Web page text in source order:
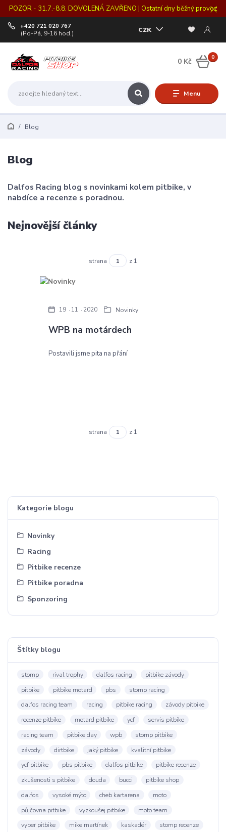
POZOR - 31.7.-8.8. DOVOLENÁ ZAVŘENO | Ostatní dny běžný provoz
Menu
CZK
+420 721 020 767
(Po-Pá, 9-16 hod.)
0
0 Kč
Blog
Kategorie blogu
Novinky
Racing
Pitbike recenze
Pitbike poradna
Sponzoring
Štítky blogu
stomp rival trophy dalfos racing
pitbike závody
pitbike
pitbike motard pbs
stomp racing
dalfos racing team
racing pitbike racing
závody pitbike
recenze pitbike
motard pitbike ycf
servis pitbike
racing team
pitbike day wpb
stomp pitbike
závody
dirtbike jaký pitbike
kvalitní pitbike
ycf pitbike
pbs pitbike dalfos pitbike
pitbike recenze
zkušenosti s pitbike
douda bucci
pitbike shop
dalfos
vysoké mýto cheb kartarena
moto
půjčovna pitbike
vyzkoušej pitbike
moto team
vyber pitbike
mike martínek kaskadér
stomp recenze
Blog
Dalfos Racing blog s novinkami kolem pitbike, v
nabdíce a recenze s poradnou.
Nejnovější články
strana z 1
WPB na motárdech
19 11 2020 Novinky
Postavili jsme pita na přání
strana z 1